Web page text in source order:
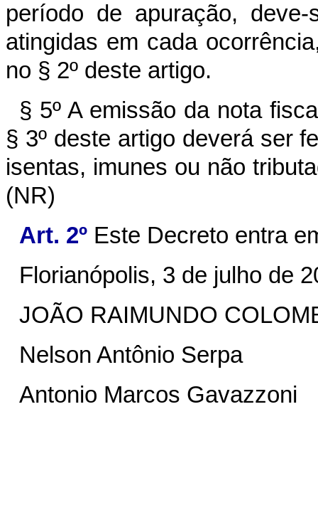
período de apuração,
atingidas em cada
no § 2º deste artigo.
§ 5º A emissão da nota
§ 3º deste artigo deverá ser
isentas, imunes ou não
(NR)
Art. 2ºEste Decreto entra
Florianópolis, 3 de julho de
JOÃO RAIMUNDO
Nelson Antônio Serpa
Antonio Marcos Gavazzoni